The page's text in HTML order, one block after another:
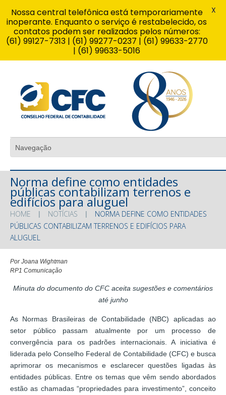
Norma define como entidades
públicas contabilizam terrenos e
edifícios para aluguel
HOME NOTÍCIAS
NORMA DEFINE COMO ENTIDADES
PÚBLICAS CONTABILIZAM TERRENOS E EDIFÍCIOS PARA
ALUGUEL
Por Joana Wightman
RP1 Comunicação
Minuta do documento do CFC aceita sugestões e comentários
até junho
As Normas Brasileiras de Contabilidade (NBC) aplicadas ao
setor público passam atualmente por um processo de
convergência para os padrões internacionais. A iniciativa é
liderada pelo Conselho Federal de Contabilidade (CFC) e busca
aprimorar os mecanismos e esclarecer questões ligadas às
entidades públicas. Entre os temas que vêm sendo abordados
estão as chamadas “propriedades para investimento”, conceito
Nossa central telefônica está temporariamente
inoperante. Enquanto o serviço é restabelecido, os
contatos podem ser realizados pelos números:
(61) 99127-7313 | (61) 99277-0237 | (61) 99633-2770
| (61) 99633-5016
X